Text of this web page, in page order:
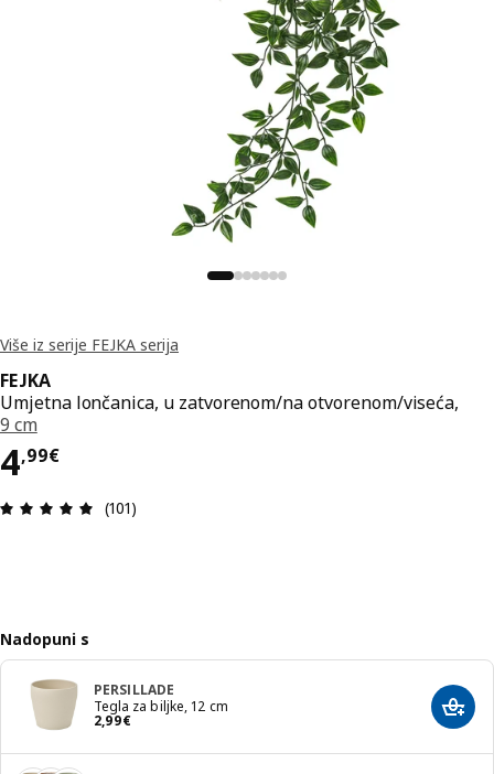
Više iz serije FEJKA serija
FEJKA
Umjetna lončanica, u zatvorenom/na otvorenom/viseća,
9 cm
4,99€
Cijena 4,99€
Ocjena i recenzija: 4.9 od 5 zvjezdica. Ukupno
(101)
Nadopuni s
PERSILLADE
Tegla za biljke, 12 cm
2,99€
Cijena 2,99€